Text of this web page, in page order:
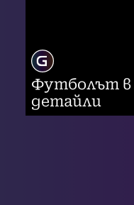
Футболът в
детайли